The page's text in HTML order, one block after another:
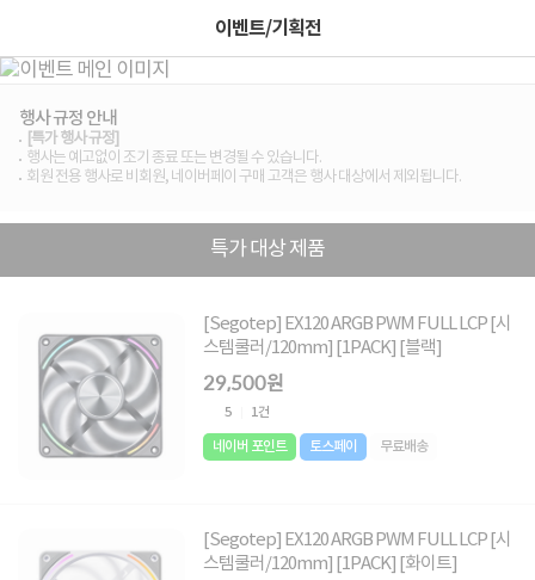
이벤트/기획전
행사 규정 안내
[특가 행사 규정]
행사는 예고없이 조기 종료 또는 변경될 수 있습니다.
회원 전용 행사로 비회원, 네이버페이 구매 고객은 행사 대상에서 제외됩니다.
특가 대상 제품
[Segotep] EX120 ARGB PWM FULL LCP [시
스템쿨러/120mm] [1PACK] [블랙]
29,500원
5 1건
네이버 포인트 토스페이 무료배송
[Segotep] EX120 ARGB PWM FULL LCP [시
스템쿨러/120mm] [1PACK] [화이트]